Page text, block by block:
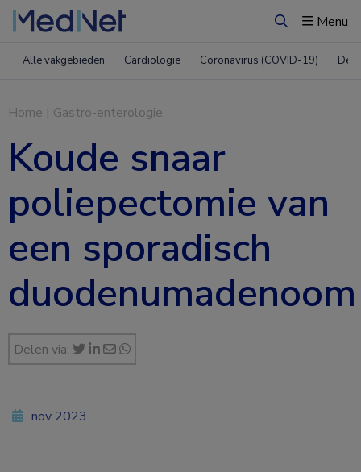
ZoekenMenu
Alle vakgebieden Cardiologie Coronavirus (COVID-19)
Home | Gastro-enterologie
Koude snaar
poliepectomie van
een sporadisch
duodenumadenoom
Delen via:
nov 2023